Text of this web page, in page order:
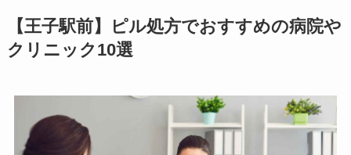
【王子駅前】ピル処方でおすすめの病院や
クリニック10選